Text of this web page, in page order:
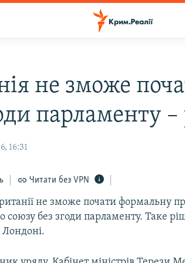
не зможе
парламенту
16:31
Читати без VPN
не зможе почати формальну
союзу без згоди парламенту. Таке